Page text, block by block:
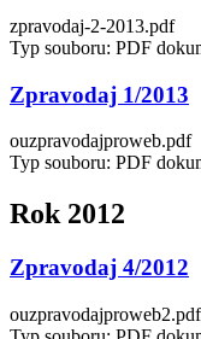
zpravodaj-2-2013.pdf
Typ souboru: PDF
Zpravodaj 1/2013
ouzpravodajproweb.pdf
Typ souboru: PDF
Rok 2012
Zpravodaj 4/2012
ouzpravodajproweb2.pdf